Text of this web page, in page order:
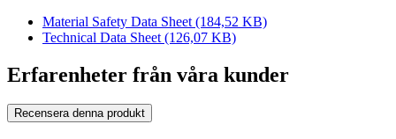
Material Safety Data Sheet (184,52 KB)
Technical Data Sheet (126,07 KB)
Erfarenheter från våra kunder
Recensera denna produkt